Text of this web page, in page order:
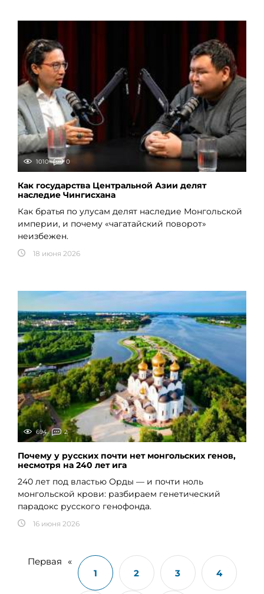
1010 0
Как государства Центральной Азии делят
наследие Чингисхана
Как братья по улусам делят наследие Монгольской
империи, и почему «чагатайский поворот»
неизбежен.
18 июня 2026
694 2
Почему у русских почти нет монгольских генов,
несмотря на 240 лет ига
240 лет под властью Орды — и почти ноль
монгольской крови: разбираем генетический
парадокс русского генофонда.
16 июня 2026
Первая
«
1
2 3 4